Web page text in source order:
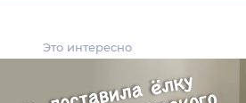
Это интересно